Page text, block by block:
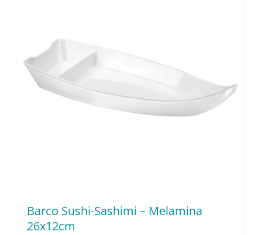
Barco Sushi-Sashimi – Melamina
26x12cm